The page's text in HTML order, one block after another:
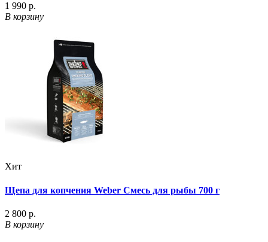
1 990 р.
В корзину
Хит
Щепа для копчения Weber Смесь для рыбы 700 г
2 800 р.
В корзину